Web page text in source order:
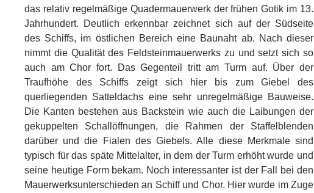
das relativ regelmäßige Quadermauerwerk der frühen Gotik im 13.
Jahrhundert. Deutlich erkennbar zeichnet sich auf der Südseite
des Schiffs, im östlichen Bereich eine Baunaht ab. Nach dieser
nimmt die Qualität des Feldsteinmauerwerks zu und setzt sich so
auch am Chor fort. Das Gegenteil tritt am Turm auf. Über der
Traufhöhe des Schiffs zeigt sich hier bis zum Giebel des
querliegenden Satteldachs eine sehr unregelmäßige Bauweise.
Die Kanten bestehen aus Backstein wie auch die Laibungen der
gekuppelten Schallöffnungen, die Rahmen der Staffelblenden
darüber und die Fialen des Giebels. Alle diese Merkmale sind
typisch für das späte Mittelalter, in dem der Turm erhöht wurde und
seine heutige Form bekam. Noch interessanter ist der Fall bei den
Mauerwerksunterschieden an Schiff und Chor. Hier wurde im Zuge